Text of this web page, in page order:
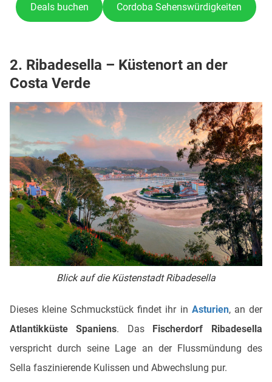
Deals buchen Cordoba Sehenswürdigkeiten
2. Ribadesella – Küstenort an der
Costa Verde
Blick auf die Küstenstadt Ribadesella
Dieses kleine Schmuckstück findet ihr in Asturien, an der
Atlantikküste Spaniens. Das Fischerdorf Ribadesella
verspricht durch seine Lage an der Flussmündung des
Sella faszinierende Kulissen und Abwechslung pur.